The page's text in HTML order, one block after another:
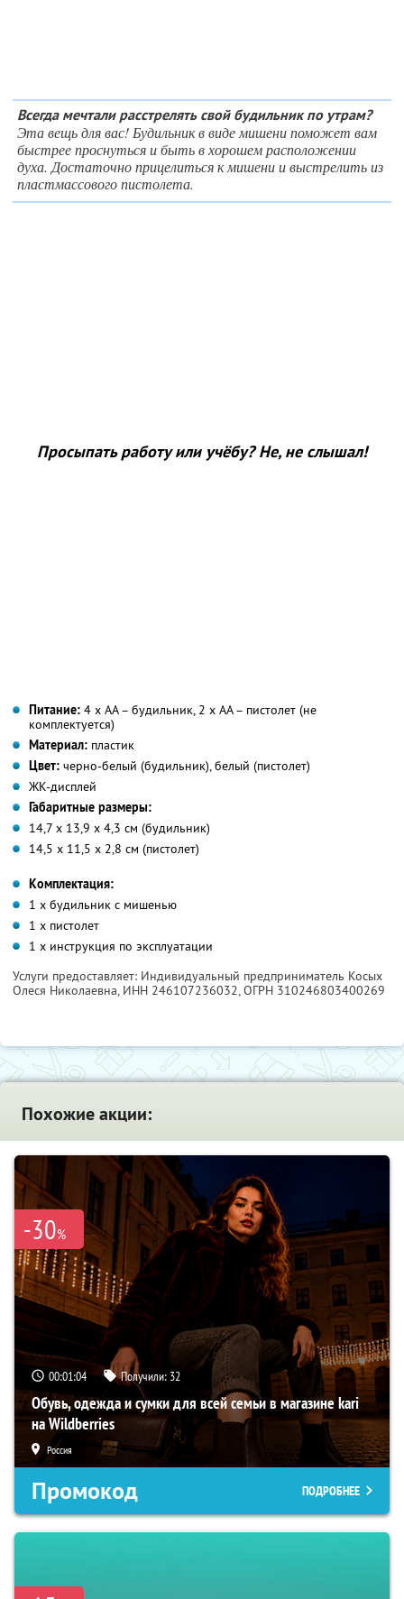
Всегда мечтали расстрелять свой будильник по утрам?
Эта вещь для вас! Будильник в виде мишени поможет вам
быстрее проснуться и быть в хорошем расположении
духа. Достаточно прицелиться к мишени и выстрелить из
пластмассового пистолета.
Просыпать работу или учёбу? Не, не слышал!
Питание: 4 х АА – будильник, 2 х АА – пистолет (не
комплектуется)
Материал: пластик
Цвет: черно-белый (будильник), белый (пистолет)
ЖК-дисплей
Габаритные размеры:
14,7 х 13,9 х 4,3 см (будильник)
14,5 х 11,5 х 2,8 см (пистолет)
Комплектация:
1 х будильник с мишенью
1 х пистолет
1 х инструкция по эксплуатации
Услуги предоставляет: Индивидуальный предприниматель Косых
Олеся Николаевна, ИНН 246107236032, ОГРН 310246803400269
Похожие акции:
-30%
00:01:03 Получили: 32
Обувь, одежда и сумки для всей семьи в магазине kari
на Wildberries
Россия
Промокод ПОДРОБНЕЕ